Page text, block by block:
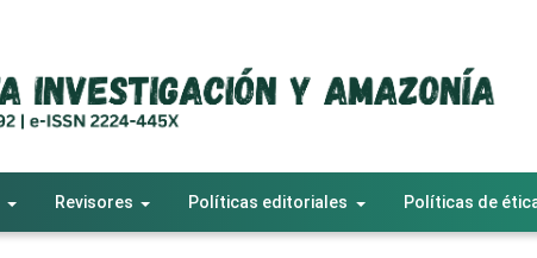
Revisores Políticas editoriales Políticas de